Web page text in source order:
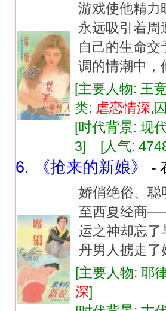
游戏使他精力
永远吸引着
自己的生命
调的情潮中
[主要人物: 王
类: 虐恋情深,
[时代背景: 现
3] [人气:
6. 《抢来的新娘》
-
娇俏绝俗、聪
至西夏经商
运之神却忘
丹男人掳走
[主要人物: 耶
深]